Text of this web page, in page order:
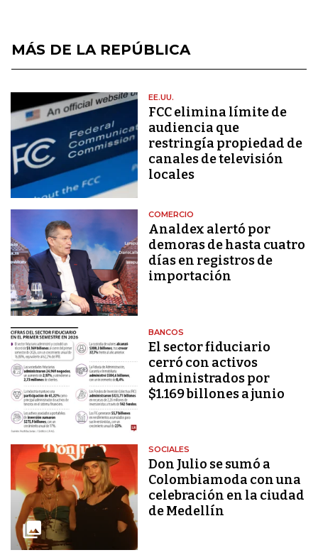
MÁS DE LA REPÚBLICA
EE.UU.
FCC elimina límite de
audiencia que
restringía propiedad de
canales de televisión
locales
COMERCIO
Analdex alertó por
demoras de hasta cuatro
días en registros de
importación
BANCOS
El sector fiduciario
cerró con activos
administrados por
$1.169 billones a junio
SOCIALES
Don Julio se sumó a
Colombiamoda con una
celebración en la ciudad
de Medellín